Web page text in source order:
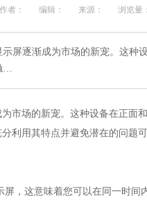
作者： 编辑： 来源： 浏览量
屏逐渐成为市场的新宠。这
…
场的新宠。这种设备在正面
利用其特点并避免潜在的问
这意味着您可以在同一时间